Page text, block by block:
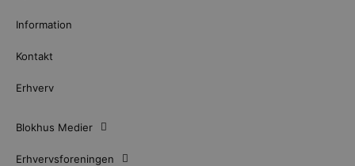
Information
Kontakt
Erhverv
Blokhus Medier
Erhvervsforeningen